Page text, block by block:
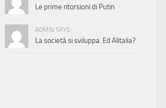
Le prime ritorsioni di Putin
ADMIN SAYS:
La società si sviluppa. Ed Alitalia?